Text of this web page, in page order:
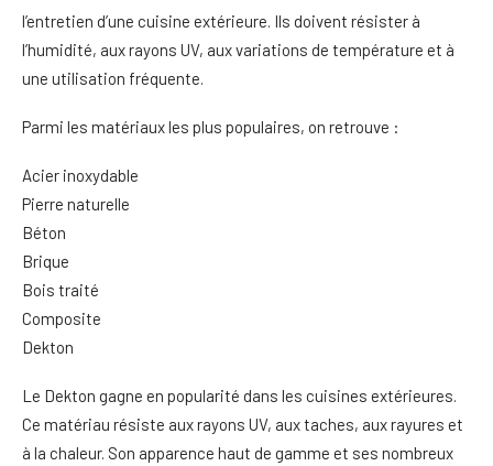
l’entretien d’une cuisine extérieure. Ils doivent résister à
l’humidité, aux rayons UV, aux variations de température et à
une utilisation fréquente.
Parmi les matériaux les plus populaires, on retrouve :
Acier inoxydable
Pierre naturelle
Béton
Brique
Bois traité
Composite
Dekton
Le Dekton gagne en popularité dans les cuisines extérieures.
Ce matériau résiste aux rayons UV, aux taches, aux rayures et
à la chaleur. Son apparence haut de gamme et ses nombreux